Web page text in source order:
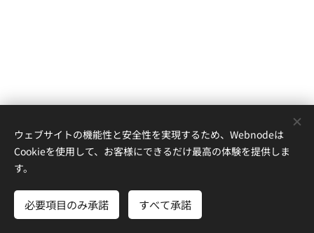
株式会社沖縄ハートス
Powered by Webnode
ウェブサイトの機能性と安全性を実現するため、Webnodeは
Cookieを使用して、お客様にできるだけ最高の体験を提供しま
す。
必要項目のみ承諾 すべて承諾